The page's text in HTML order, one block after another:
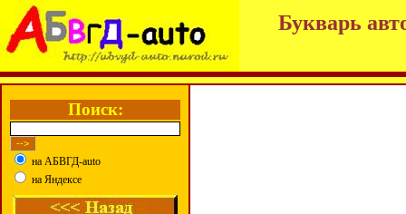
Букварь
Поиск:
на АБВГД-auto
на Яндексе